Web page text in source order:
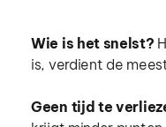
Wie is het snelst?
is, verdient de
Geen tijd te